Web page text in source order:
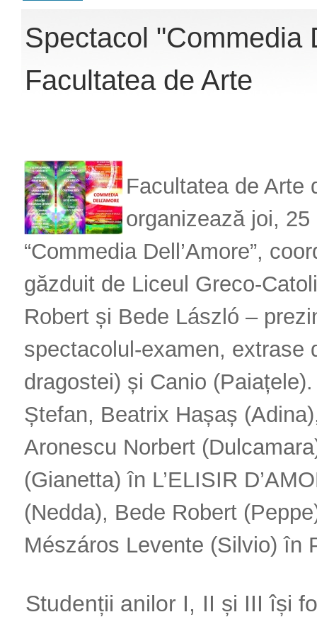
Spectacol "Commedia
Facultatea de Arte
Facultatea de Arte
organizează joi,
“Commedia Dell’Amore”,
găzduit de Liceul Greco-
Robert și Bede László –
spectacolul-examen, extrase
dragostei) și Canio
Ștefan, Beatrix Hașaș
Aronescu Norbert
(Gianetta) în L’ELISIR
(Nedda), Bede Robert
Mészáros Levente (Silvio) în
Studenții anilor I, II și III își